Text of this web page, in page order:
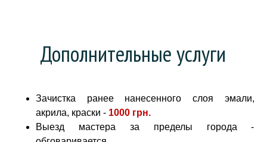
Дополнительные услуги
Зачистка ранее нанесенного слоя эмали,
акрила, краски - 1000 грн.
Выезд мастера за пределы города -